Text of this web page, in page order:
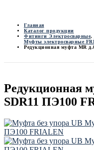
Главная
Каталог продукции
Фитинги Электросварные,
Муфты электросварные
Редукционная муфта MR
Редукционная
SDR11 ПЭ100
ПЭ100 FRIALEN